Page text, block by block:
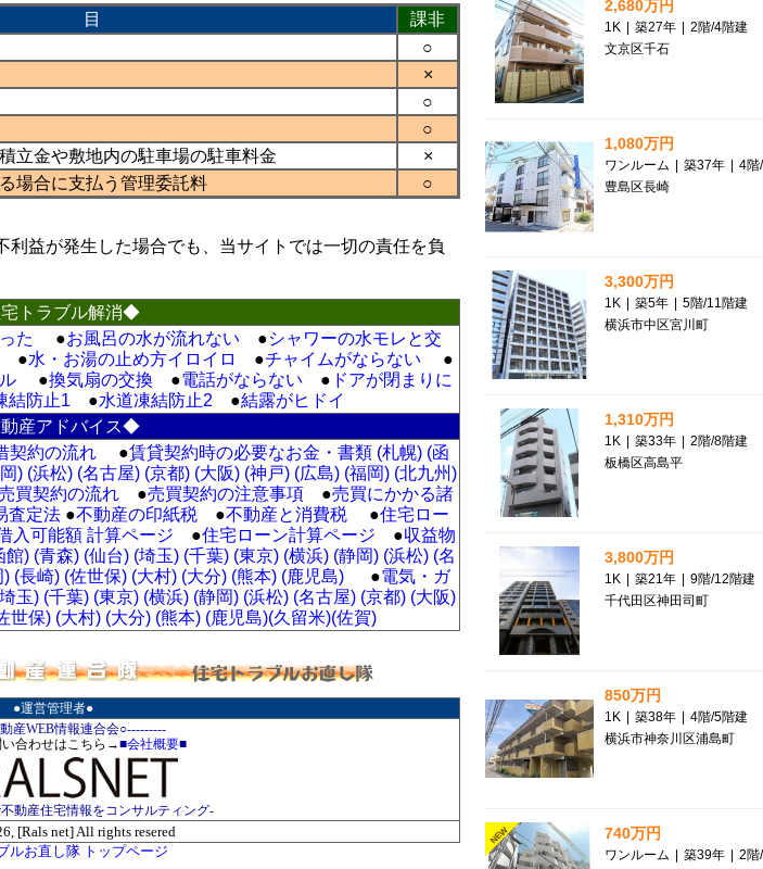
目
課非
○
×
○
○
立金や敷地内の駐車場の駐車料金
×
場合に支払う管理委託料
○
益が発生した場合でも、当サイトでは一切の責任を負
トラブル解消◆
た ●お風呂の水が流れない ●シャワーの水モレと交
●水・お湯の止め方イロイロ ●チャイムがならない ●
●換気扇の交換 ●電話がならない ● ドアが閉まりに
結防止1 ●水道凍結防止2 ●結露がヒドイ
産アドバイス◆
契約の流れ●賃貸契約時の必要なお金・書類 (札幌) (函
) (浜松) (名古屋) (京都) (大阪) (神戸) (広島) (福岡) (北九州)
買契約の流れ ●売買契約の注意事項 ●売買にかかる諸
査定法 ●不動産の印紙税 ●不動産と消費税 ●住宅ロー
入可能額 計算ページ ●住宅ローン計算ページ ●収益物
館) (青森) (仙台) (埼玉) (千葉) (東京) (横浜) (静岡) (浜松) (名
) (長崎) (佐世保) (大村) (大分) (熊本) (鹿児島)●電気・ガ
玉) (千葉) (東京) (横浜) (静岡) (浜松) (名古屋) (京都) (大阪)
世保) (大村) (大分) (熊本) (鹿児島)(久留米)(佐賀)
●運営管理者●
産WEB情報連合会○---------
い合わせはこちら→■会社概要■
動産住宅情報をコンサルティング-
[Rals net] All rights resered
ルお直し隊 トップページ
2,680万円
1K 築27年 2階/4階建
文京区千石
1,080万円
ワンルーム 築37年 4階/
豊島区長崎
3,300万円
1K 築5年 5階/11階建
横浜市中区宮川町
1,310万円
1K 築33年 2階/8階建
板橋区高島平
3,800万円
1K 築21年 9階/12階建
千代田区神田司町
850万円
1K 築38年 4階/5階建
横浜市神奈川区浦島町
NEW 740万円
ワンルーム 築39年 2階/